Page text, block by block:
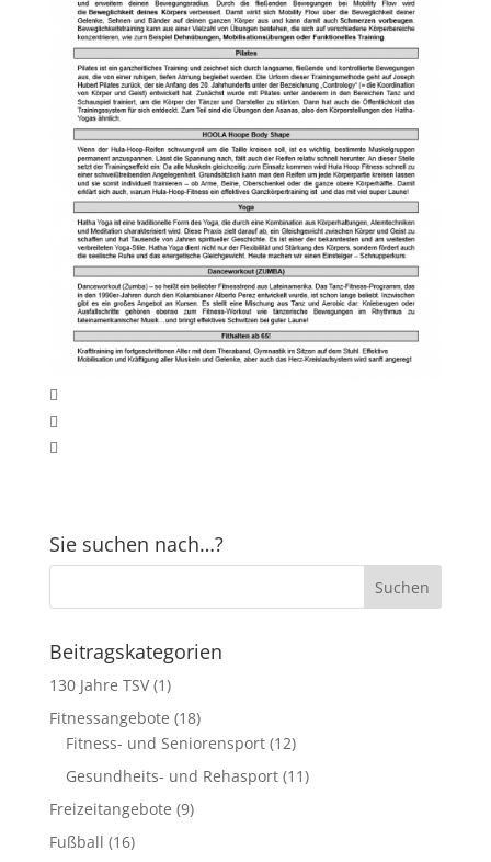
Sie suchen nach…?
Beitragskategorien
130 Jahre TSV(1)
Fitnessangebote (18)
Fitness- und Seniorensport(12)
Gesundheits- und Rehasport(11)
Freizeitangebote (9)
Fußball (16)